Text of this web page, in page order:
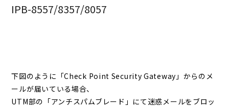
IPB-8557/8357/8057
下図のように「Check Point Security Gateway」からのメ
ールが届いている場合、
UTM部の「アンチスパムブレード」にて迷惑メールをブロッ